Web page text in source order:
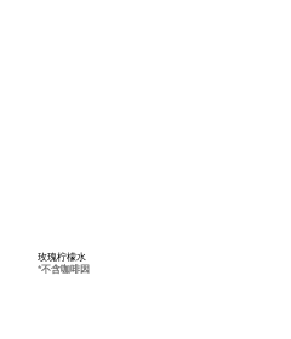
玫瑰柠檬水
*不含咖啡因